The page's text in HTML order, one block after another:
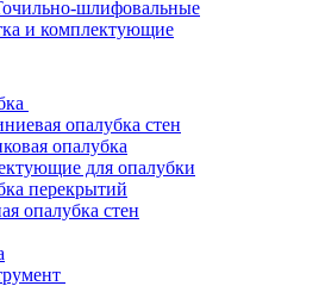
шлифовальные
и комплектующие
опалубка стен
опалубка
для опалубки
перекрытий
опалубка стен